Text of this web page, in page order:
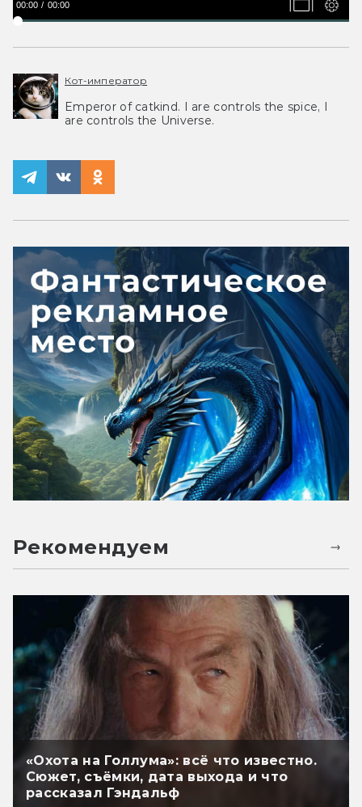
00:00 00:00
Кот-император
Emperor of catkind. I are controls the spice, I
are controls the Universe.
Рекомендуем
«Охота на Голлума»: всё что известно.
Сюжет, съёмки, дата выхода и что
рассказал Гэндальф